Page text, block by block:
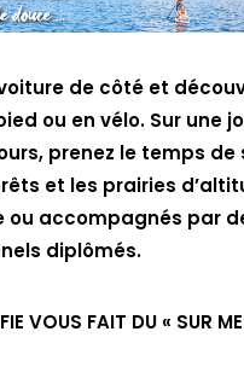
de côté et
ou en vélo. Sur une
prenez le temps de
et les prairies
ou accompagnés par
diplômés.
VOUS FAIT DU « SUR